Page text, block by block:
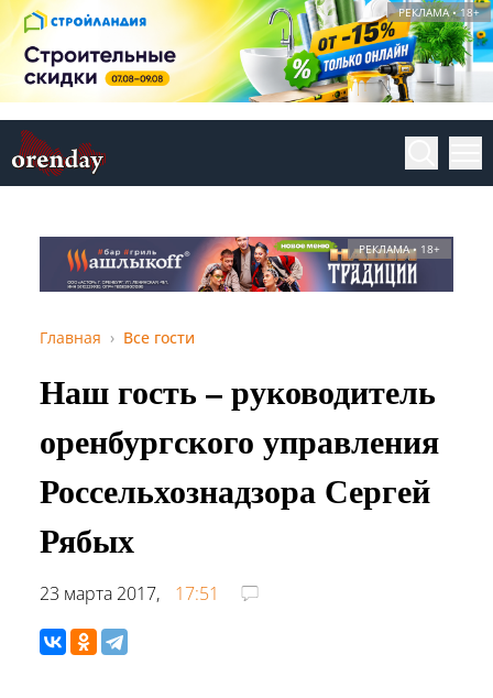
РЕКЛАМА • 18+
РЕКЛАМА • 18+
Главная Все гости
Наш гость – руководитель
оренбургского управления
Россельхознадзора Сергей
Рябых
23 марта 2017, 17:51